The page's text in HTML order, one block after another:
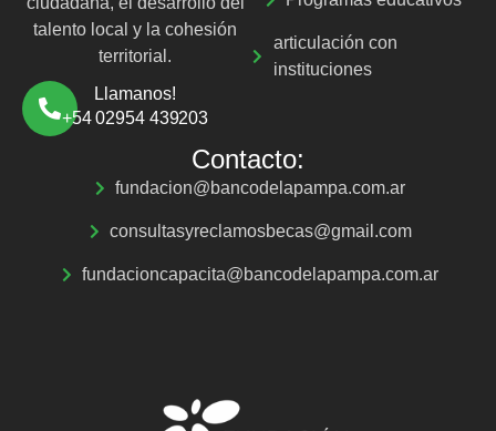
talento local y la cohesión
territorial.
Llamanos!
+54 02954 439203
articulación con
instituciones
Contacto:
fundacion@bancodelapampa.com.ar
consultasyreclamosbecas@gmail.com
fundacioncapacita@bancodelapampa.com.ar